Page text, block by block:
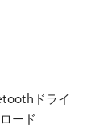
ドライ
ード